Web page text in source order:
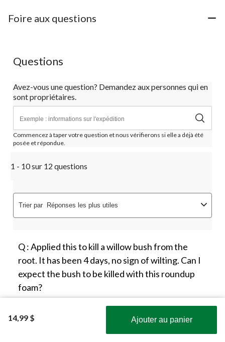
14,99 $ Ajouter au panier
Foire aux questions
Questions
Avez-vous une question? Demandez aux personnes qui en
sont propriétaires.
Commencez à taper votre question et nous vérifierons si elle a déjà été
posée et répondue.
1 - 10 sur 12 questions
Trier par Réponses les plus utiles
Q : Applied this to kill a willow bush from the
root. It has been 4 days, no sign of wilting. Can I
expect the bush to be killed with this roundup
foam?
il y a 2 ans
Obtenez les plus récentes offres!